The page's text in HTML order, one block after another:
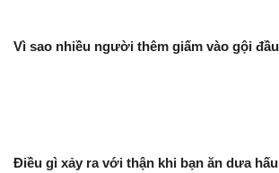
Vì sao nhiều người thêm giấm vào gội
Điều gì xảy ra với thận khi bạn ăn dưa